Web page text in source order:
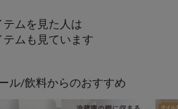
テムを見た人は
テムも見ています
ル/飲料からのおすすめ